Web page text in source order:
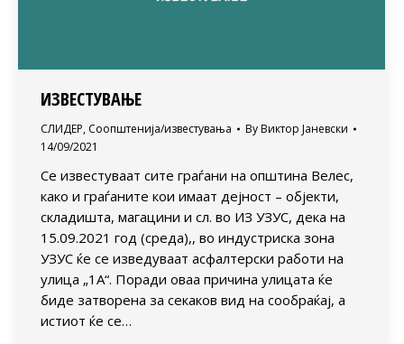
ИЗВЕСТУВАЊЕ
СЛИДЕР, Соопштенија/известувања By Виктор Јаневски
14/09/2021
Се известуваат сите граѓани на општина Велес,
како и граѓаните кои имаат дејност – објекти,
складишта, магацини и сл. во ИЗ УЗУС, дека на
15.09.2021 год (среда),, во индустриска зона
УЗУС ќе се изведуваат асфалтерски работи на
улица „1А“. Поради оваа причина улицата ќе
биде затворена за секаков вид на сообраќај, а
истиот ќе се…